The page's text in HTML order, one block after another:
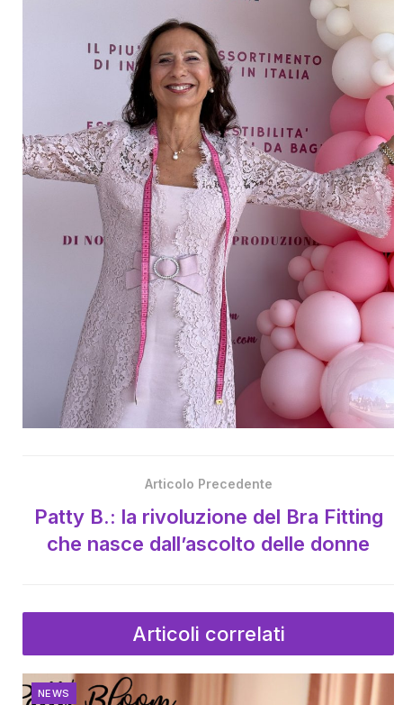
Articolo Precedente
Patty B.: la rivoluzione del Bra Fitting
che nasce dall’ascolto delle donne
Articoli correlati
NEWS